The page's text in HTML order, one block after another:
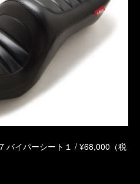
バイパーシート１ / ¥68,000（税